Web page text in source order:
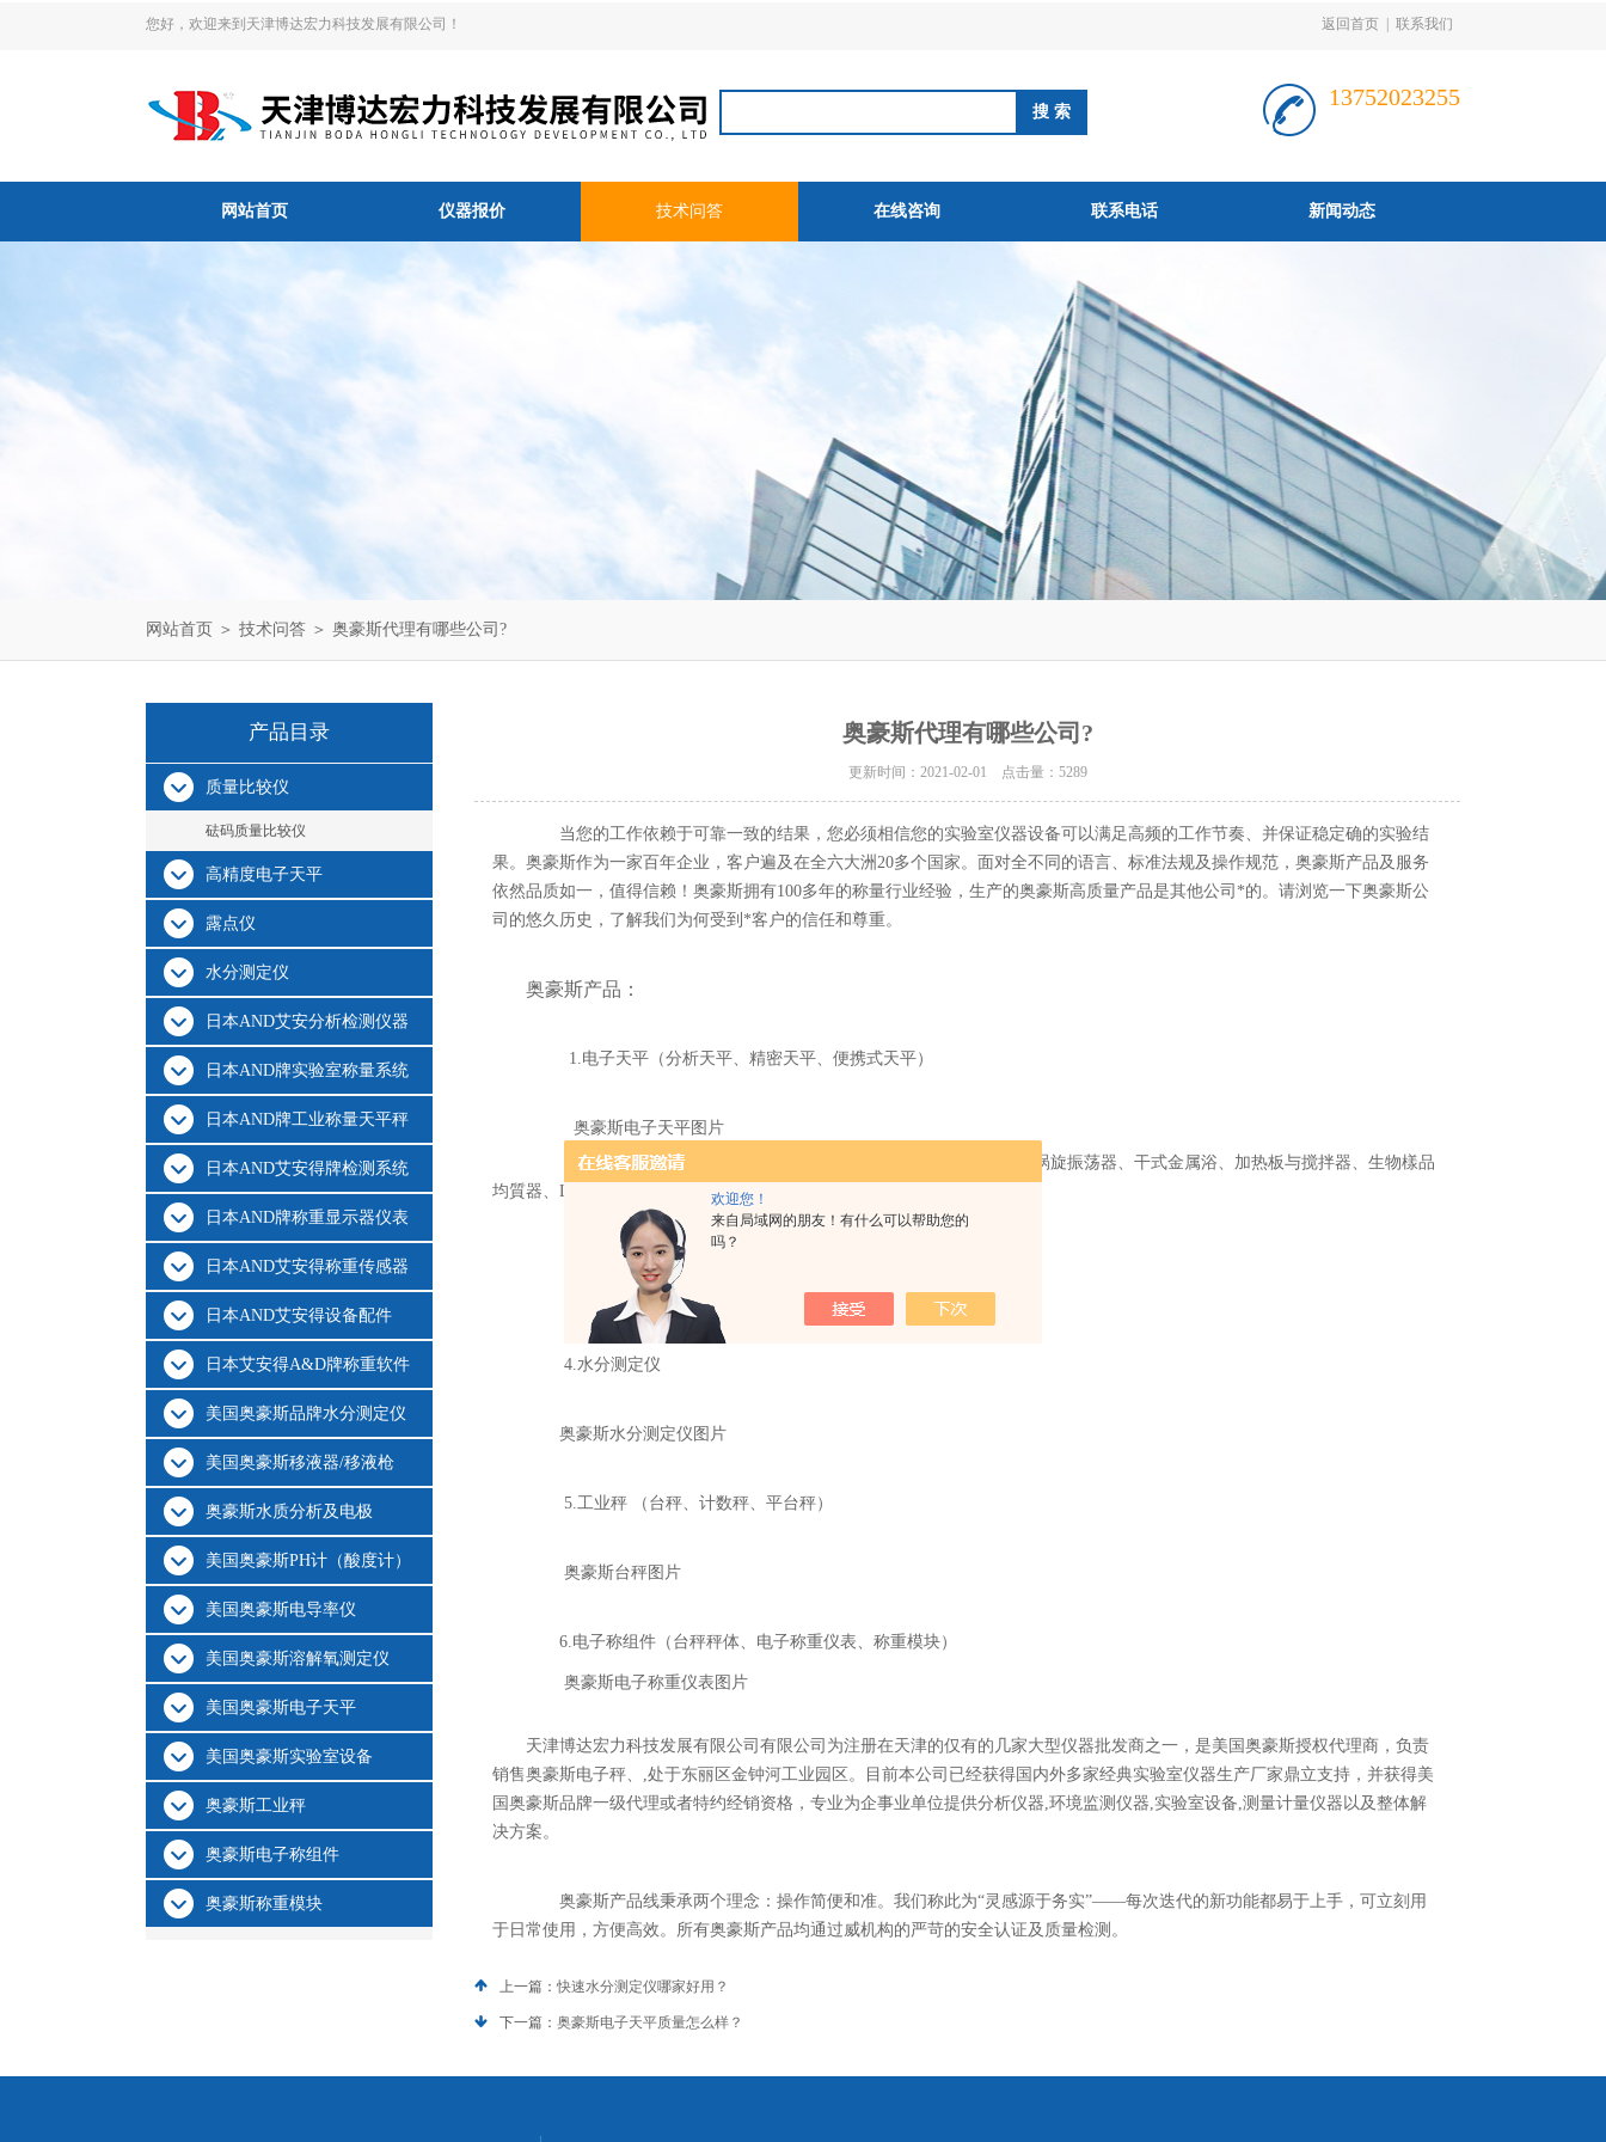
欢迎您！
来自局域网的朋友！有什么可以帮助您的
吗？
您好，欢迎来到天津博达宏力科技发展有限公司！ 返回首页 联系我们
13752023255
网站首页 仪器报价 技术问答 在线咨询 联系电话 新闻动态
网站首页 ＞ 技术问答 ＞ 奥豪斯代理有哪些公司?
产品目录
质量比较仪
砝码质量比较仪
高精度电子天平
露点仪
水分测定仪
日本AND艾安分析检测仪器
日本AND牌实验室称量系统
日本AND牌工业称量天平秤
日本AND艾安得牌检测系统
日本AND牌称重显示器仪表
日本AND艾安得称重传感器
日本AND艾安得设备配件
日本艾安得A&D牌称重软件
美国奥豪斯品牌水分测定仪
美国奥豪斯移液器/移液枪
奥豪斯水质分析及电极
美国奥豪斯PH计（酸度计）
美国奥豪斯电导率仪
美国奥豪斯溶解氧测定仪
美国奥豪斯电子天平
美国奥豪斯实验室设备
奥豪斯工业秤
奥豪斯电子称组件
奥豪斯称重模块
奥豪斯代理有哪些公司?
更新时间：2021-02-01 点击量： 5289
当您的工作依赖于可靠一致的结果，您必须相信您的实验室仪器设备可以满足高频的工作节奏、并保证稳定确的实验结
果。奥豪斯作为一家百年企业，客户遍及在全六大洲20多个国家。面对全不同的语言、标准法规及操作规范，奥豪斯产品及服务
依然品质如一，值得信赖！奥豪斯拥有100多年的称量行业经验，生产的奥豪斯高质量产品是其他公司*的。请浏览一下奥豪斯公
司的悠久历史，了解我们为何受到*客户的信任和尊重。
奥豪斯产品：
1.电子天平（分析天平、精密天平、便携式天平）
奥豪斯电子天平图片
2.设备（离心机、开放式摇床、培养摇床、冷冻恒温培养摇床、涡旋振荡器、干式金属浴、加热板与搅拌器、生物樣品
均質器、LabJaw夹钳和支架）
奥豪斯离心机图片
3.仪器（水质分析仪表&电极、移液器）
4.水分测定仪
奥豪斯水分测定仪图片
5.工业秤 （台秤、计数秤、平台秤）
奥豪斯台秤图片
6.电子称组件（台秤秤体、电子称重仪表、称重模块）
奥豪斯电子称重仪表图片
天津博达宏力科技发展有限公司有限公司为注册在天津的仅有的几家大型仪器批发商之一，是美国奥豪斯授权代理商，负责
销售奥豪斯电子秤、,处于东丽区金钟河工业园区。目前本公司已经获得国内外多家经典实验室仪器生产厂家鼎立支持，并获得美
国奥豪斯品牌一级代理或者特约经销资格，专业为企事业单位提供分析仪器,环境监测仪器,实验室设备,测量计量仪器以及整体解
决方案。
奥豪斯产品线秉承两个理念：操作简便和准。我们称此为“灵感源于务实”——每次迭代的新功能都易于上手，可立刻用
于日常使用，方便高效。所有奥豪斯产品均通过威机构的严苛的安全认证及质量检测。
上一篇：快速水分测定仪哪家好用？
下一篇： 奥豪斯电子天平质量怎么样？